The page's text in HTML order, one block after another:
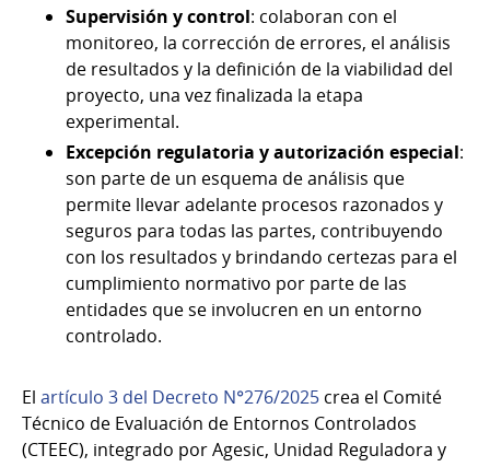
Supervisión y control: colaboran con el
monitoreo, la corrección de errores, el análisis
de resultados y la definición de la viabilidad del
proyecto, una vez finalizada la etapa
experimental.
Excepción regulatoria y autorización especial:
son parte de un esquema de análisis que
permite llevar adelante procesos razonados y
seguros para todas las partes, contribuyendo
con los resultados y brindando certezas para el
cumplimiento normativo por parte de las
entidades que se involucren en un entorno
controlado.
El artículo 3 del Decreto N°276/2025 crea el Comité
Técnico de Evaluación de Entornos Controlados
(CTEEC), integrado por Agesic, Unidad Reguladora y